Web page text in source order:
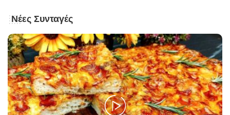
Νέες Συνταγές